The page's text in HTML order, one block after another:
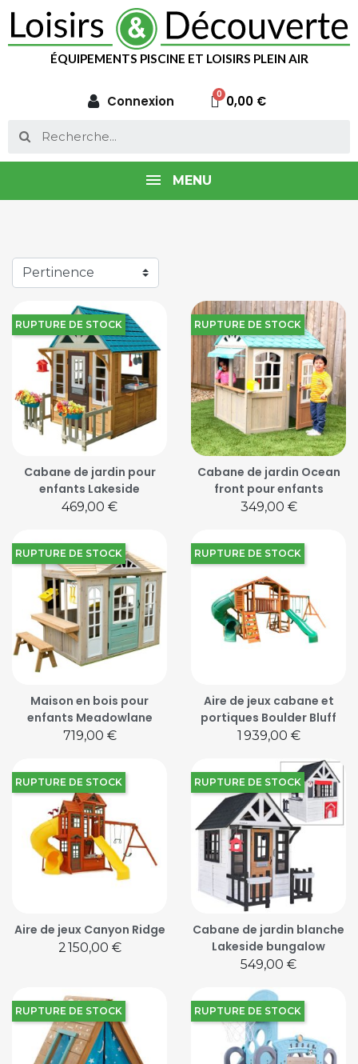
ÉQUIPEMENTS PISCINE ET LOISIRS PLEIN AIR
Connexion 0,00 €
MENU
Cabane de jardin pour
enfants Lakeside
Prix
469,00 €
RUPTURE DE STOCK
Cabane de jardin Ocean
front pour enfants
Prix
349,00 €
RUPTURE DE STOCK
Maison en bois pour
enfants Meadowlane
Prix
719,00 €
RUPTURE DE STOCK
Aire de jeux cabane et
portiques Boulder Bluff
Prix
1 939,00 €
RUPTURE DE STOCK
Aire de jeux Canyon Ridge
Prix
2 150,00 €
RUPTURE DE STOCK
Cabane de jardin blanche
Lakeside bungalow
Prix
549,00 €
RUPTURE DE STOCK
RUPTURE DE STOCK RUPTURE DE STOCK